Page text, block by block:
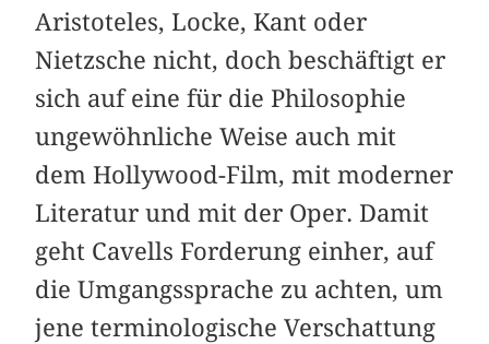
Aristoteles, Locke, Kant oder
Nietzsche nicht, doch beschäftigt er
sich auf eine für die Philosophie
ungewöhnliche Weise auch mit
dem Hollywood-Film, mit moderner
Literatur und mit der Oper. Damit
geht Cavells Forderung einher, auf
die Umgangssprache zu achten, um
jene terminologische Verschattung